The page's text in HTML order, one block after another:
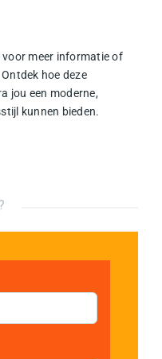
voor meer informatie of
hoe deze
jou een moderne,
kunnen bieden.